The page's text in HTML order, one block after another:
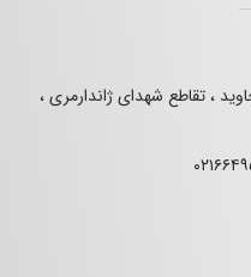
، تقاطع شهدای ژاندارمری ،